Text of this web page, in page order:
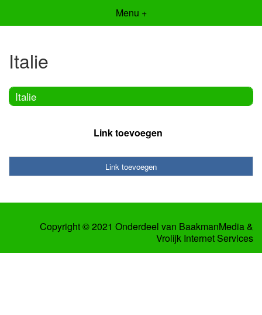
Menu +
Italie
Italie
Link toevoegen
Link toevoegen
Copyright © 2021 Onderdeel van BaakmanMedia &
Vrolijk Internet Services